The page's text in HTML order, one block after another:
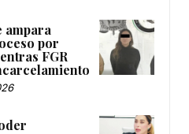
ampara
por
FGR